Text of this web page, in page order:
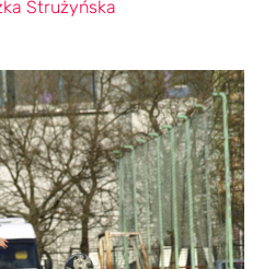
Strużyńska